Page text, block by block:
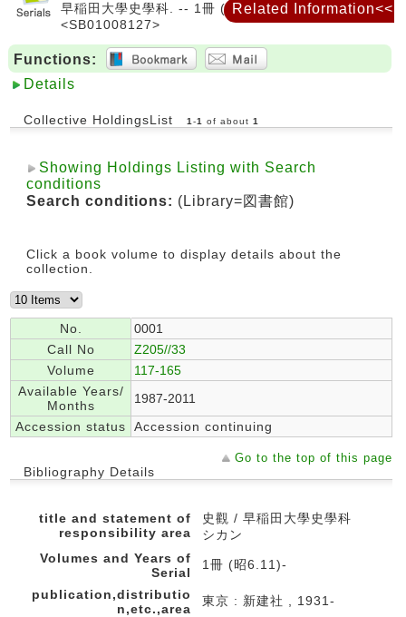
早稲田大學史學科. -- 1冊 (昭6.11)-. -- 新建社, 1931.
<SB01008127>
Functions:
Details
Collective HoldingsList 1 -1 of about 1
Showing Holdings Listing with Search
conditions
Search conditions: (Library=図書館)
Click a book volume to display details about the
collection.
No.
0001
Call No
Z205//33
Volume
117-165
Available Years/
Months
1987-2011
Accession status
Accession continuing
Go to the top of this page
Bibliography Details
title and statement of
responsibility area
史觀 / 早稲田大學史學科
シカン
Volumes and Years of
Serial
1冊 (昭6.11)-
publication,distributio
n,etc.,area
東京 : 新建社 , 1931-
Related Information<<